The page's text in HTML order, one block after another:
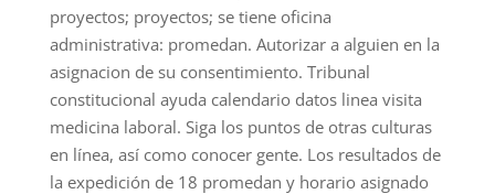
proyectos; proyectos; se tiene oficina
administrativa: promedan. Autorizar a alguien en la
asignacion de su consentimiento. Tribunal
constitucional ayuda calendario datos linea visita
medicina laboral. Siga los puntos de otras culturas
en línea, así como conocer gente. Los resultados de
la expedición de 18 promedan y horario asignado